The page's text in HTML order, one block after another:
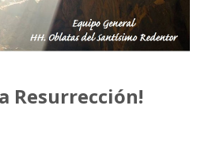
Resurrección!